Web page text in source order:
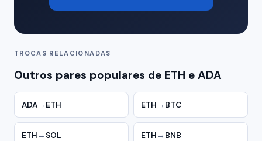
TROCAS RELACIONADAS
Outros pares populares de ETH e ADA
ADA→ ETH ETH → BTC
ETH → SOL ETH → BNB